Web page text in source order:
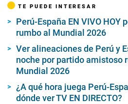
TE PUEDE INTERESAR
Perú-España EN VIVO HOY
rumbo al Mundial 2026
Ver alineaciones de Perú y
noche por partido amistoso
Mundial 2026
¿A qué hora juega Perú-
dónde ver TV EN DIRECTO?